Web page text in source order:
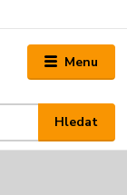
Menu
Hledat